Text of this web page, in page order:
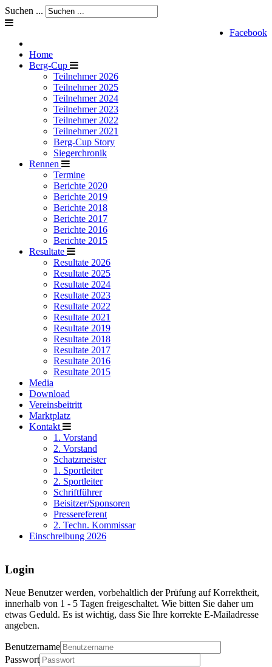
Suchen ...
Facebook
Home
Berg-Cup
Teilnehmer 2026
Teilnehmer 2025
Teilnehmer 2024
Teilnehmer 2023
Teilnehmer 2022
Teilnehmer 2021
Berg-Cup Story
Siegerchronik
Rennen
Termine
Berichte 2020
Berichte 2019
Berichte 2018
Berichte 2017
Berichte 2016
Berichte 2015
Resultate
Resultate 2026
Resultate 2025
Resultate 2024
Resultate 2023
Resultate 2022
Resultate 2021
Resultate 2019
Resultate 2018
Resultate 2017
Resultate 2016
Resultate 2015
Media
Download
Vereinsbeitritt
Marktplatz
Kontakt
1. Vorstand
2. Vorstand
Schatzmeister
1. Sportleiter
2. Sportleiter
Schriftführer
Beisitzer/Sponsoren
Pressereferent
2. Techn. Kommissar
Einschreibung 2026
Login
Neue Benutzer werden, vorbehaltlich der Prüfung auf Korrektheit,
innerhalb von 1 - 5 Tagen freigeschaltet. Wie bitten Sie daher um
etwas Geduld. Es ist wichtig, dass Sie Ihre korrekte E-Mailadresse
angeben.
Benutzername
Passwort